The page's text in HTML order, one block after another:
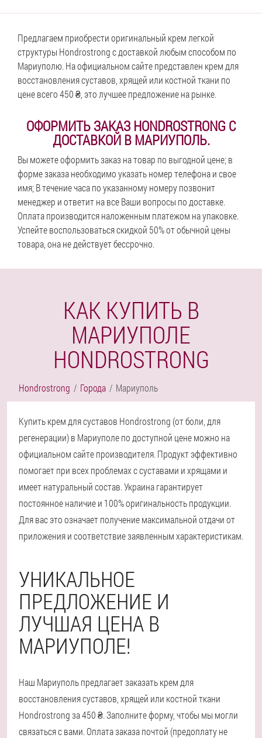
Предлагаем приобрести оригинальный крем легкой
структуры Hondrostrong с доставкой любым способом по
Мариуполю. На официальном сайте представлен крем для
восстановления суставов, хрящей или костной ткани по
цене всего 450 ₴, это лучшее предложение на рынке.
ОФОРМИТЬ ЗАКАЗ HONDROSTRONG С
ДОСТАВКОЙ В МАРИУПОЛЬ.
Вы можете оформить заказ на товар по выгодной цене; в
форме заказа необходимо указать номер телефона и свое
имя; В течение часа по указанному номеру позвонит
менеджер и ответит на все Ваши вопросы по доставке.
Оплата производится наложенным платежом на упаковке.
Успейте воспользоваться скидкой 50% от обычной цены
товара, она не действует бессрочно.
КАК КУПИТЬ В
МАРИУПОЛЕ
HONDROSTRONG
Hondrostrong Города Мариуполь
Купить крем для суставов Hondrostrong (от боли, для
регенерации) в Мариуполе по доступной цене можно на
официальном сайте производителя. Продукт эффективно
помогает при всех проблемах с суставами и хрящами и
имеет натуральный состав. Украина гарантирует
постоянное наличие и 100% оригинальность продукции.
Для вас это означает получение максимальной отдачи от
приложения и соответствие заявленным характеристикам.
УНИКАЛЬНОЕ
ПРЕДЛОЖЕНИЕ И
ЛУЧШАЯ ЦЕНА В
МАРИУПОЛЕ!
Наш Мариуполь предлагает заказать крем для
восстановления суставов, хрящей или костной ткани
Hondrostrong за 450 ₴. Заполните форму, чтобы мы могли
связаться с вами. Оплата заказа почтой (предоплату не